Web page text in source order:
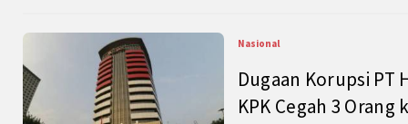
Nasional
Dugaan Korupsi PT
KPK Cegah 3 Orang